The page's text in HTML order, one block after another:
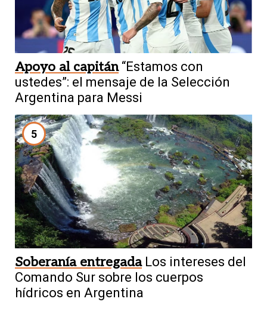
Apoyo al capitán “Estamos con
ustedes”: el mensaje de la Selección
Argentina para Messi
5
Soberanía entregada Los intereses del
Comando Sur sobre los cuerpos
hídricos en Argentina